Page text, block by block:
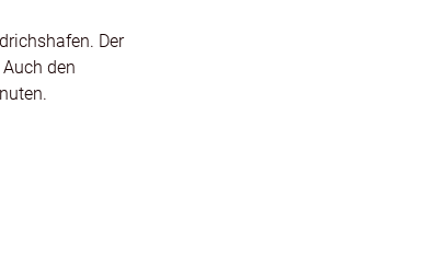
Der
den